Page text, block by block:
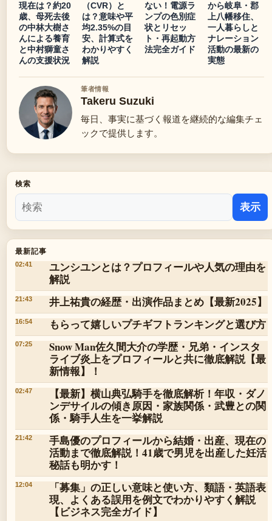
現在は？約20
歳、母死去後
の中林大樹さ
んによる養育
と中村獅童さ
んの支援状況
（CVR）と
は？意味や平
均2.35%の目
安、計算式を
わかりやすく
解説
ない！電源ラ
ンプの色別症
状とリセッ
ト・再起動方
法完全ガイド
から岐阜・郡
上八幡移住、
一人暮らしと
ナレーション
活動の最新の
実態
筆者情報
Takeru Suzuki
毎日、事実に基づく報道を継続的な編集チェ
ックで提供します。
検索
表示
最新記事
02:41
ユンシユンとは？プロフィールや人気の理由を
解説
21:43 井上祐貴の経歴・出演作品まとめ【最新2025】
16:54 もらって嬉しいプチギフトランキングと選び方
07:25
Snow Man佐久間大介の学歴・兄弟・インスタ
ライブ炎上をプロフィールと共に徹底解説【最
新情報】！
02:47
【最新】横山典弘騎手を徹底解析！年収・ダノ
ンデサイルの傾き原因・家族関係・武豊との関
係・騎手人生を一挙解説
21:42
手島優のプロフィールから結婚・出産、現在の
活動まで徹底解説！41歳で男児を出産した妊活
秘話も明かす！
12:04
「募集」の正しい意味と使い方、類語・英語表
現、よくある誤用を例文でわかりやすく解説
【ビジネス完全ガイド】